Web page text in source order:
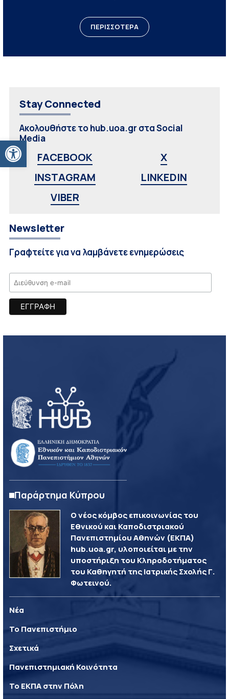
Ανοίξτε τη γραμμή εργαλείων
ΠΕΡΙΣΣΟΤΕΡΑ
Stay Connected
Ακολουθήστε το hub.uoa.gr στα Social
Media
FACEBOOK
X
INSTAGRAM
LINKEDIN
VIBER
Newsletter
Γραφτείτε για να λαμβάνετε ενημερώσεις
Παράρτημα Κύπρου
Ο νέος κόμβος επικοινωνίας του
Εθνικού και Καποδιστριακού
Πανεπιστημίου Αθηνών (ΕΚΠΑ)
hub.uoa.gr, υλοποιείται με την
υποστήριξη του Κληροδοτήματος
του Καθηγητή της Ιατρικής Σχολής Γ.
Φωτεινού.
Νέα
Το Πανεπιστήμιο
Σχετικά
Πανεπιστημιακή Κοινότητα
Το ΕΚΠΑ στην Πόλη